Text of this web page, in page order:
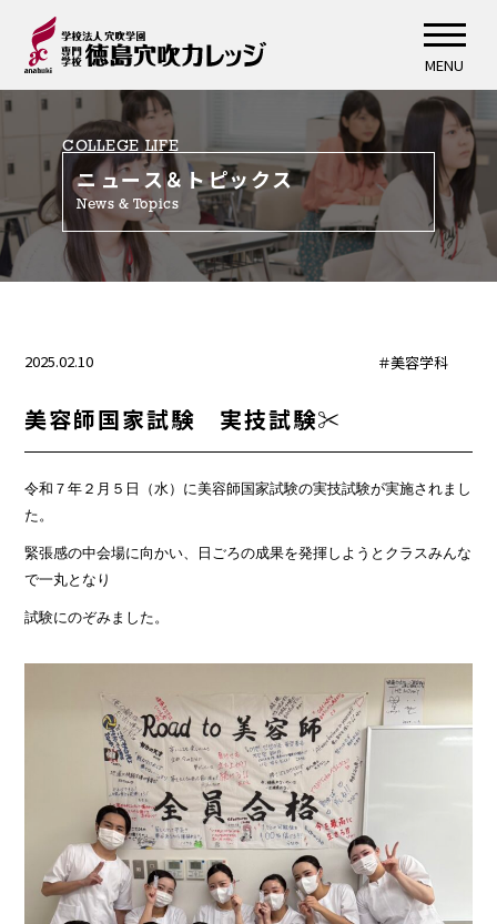
MENU
COLLEGE LIFE
ニュース＆トピックス
News & Topics
2025.02.10 ＃美容学科
美容師国家試験 実技試験✂
令和７年２月５日（水）に美容師国家試験の実技試験が実施されまし
た。
緊張感の中会場に向かい、日ごろの成果を発揮しようとクラスみんな
で一丸となり
試験にのぞみました。